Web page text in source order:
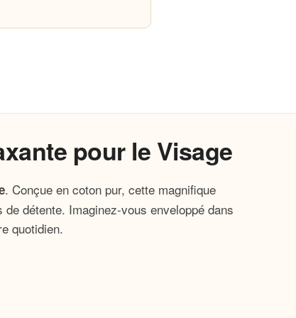
pour le Visage
. Conçue en coton pur, cette magnifique
détente. Imaginez-vous enveloppé dans
quotidien.